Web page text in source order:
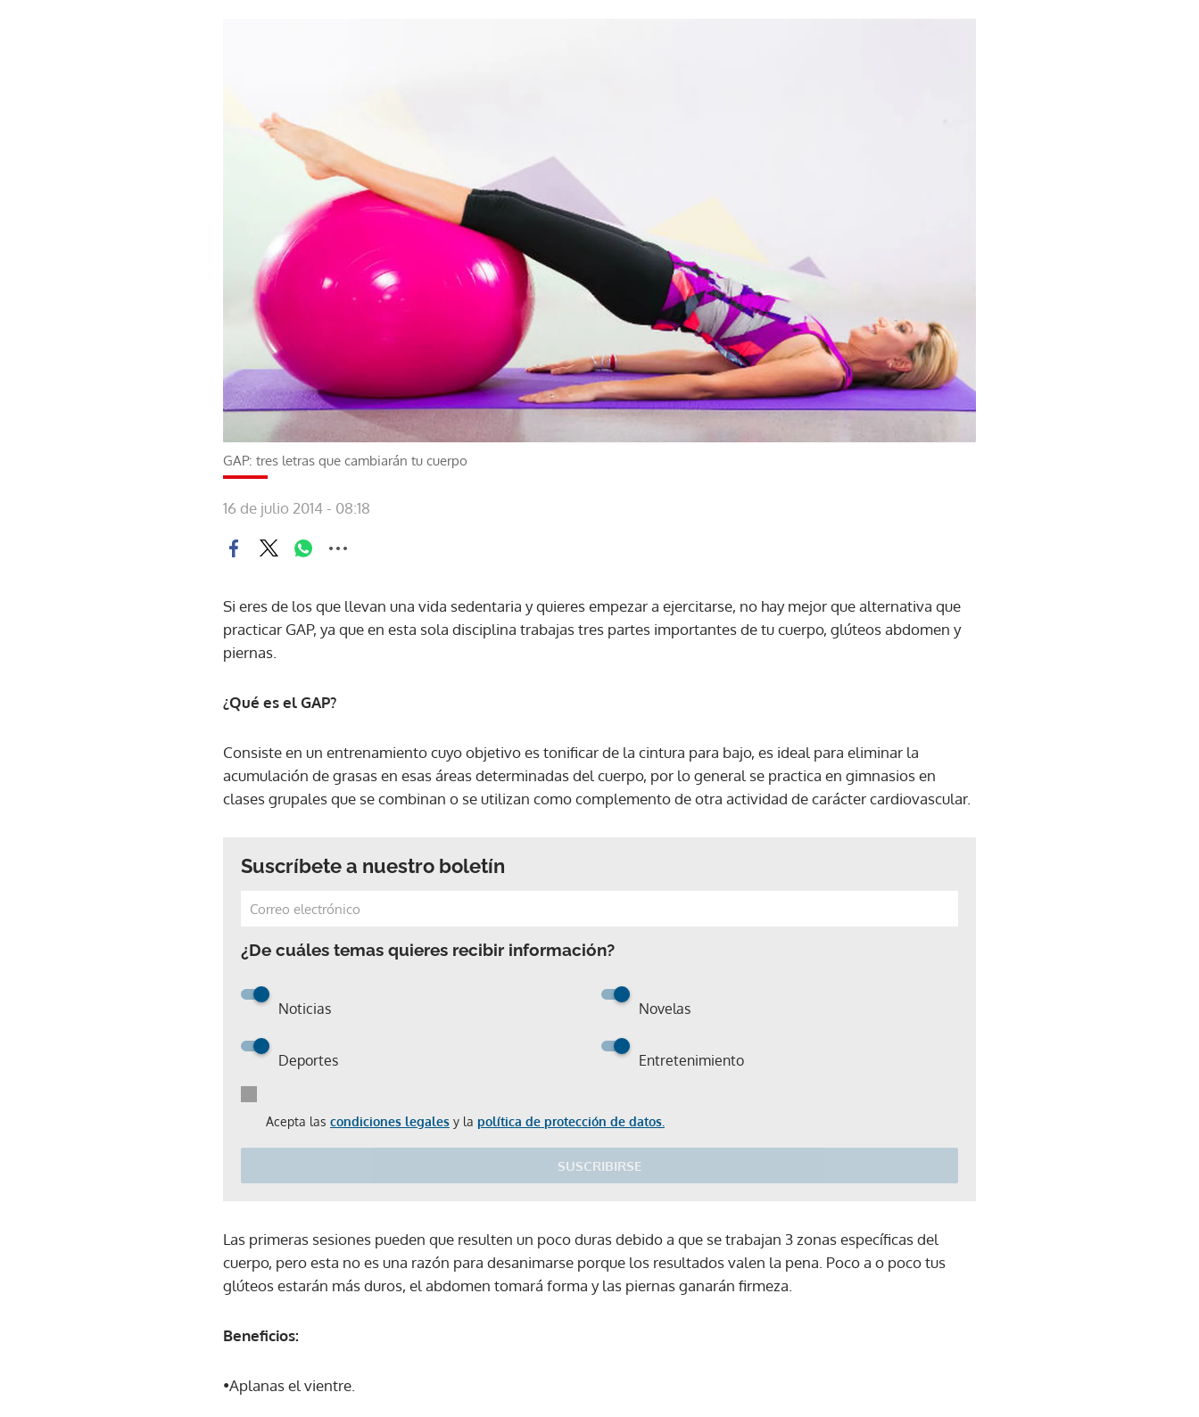
GAP: tres letras que cambiarán tu cuerpo
16 de julio 2014 - 08:18
Si eres de los que llevan una vida sedentaria y quieres empezar a ejercitarse, no hay mejor que alternativa que
practicar GAP, ya que en esta sola disciplina trabajas tres partes importantes de tu cuerpo, glúteos abdomen y
piernas.
¿Qué es el GAP?
Consiste en un entrenamiento cuyo objetivo es tonificar de la cintura para bajo, es ideal para eliminar la
acumulación de grasas en esas áreas determinadas del cuerpo, por lo general se practica en gimnasios en
clases grupales que se combinan o se utilizan como complemento de otra actividad de carácter cardiovascular.
Suscríbete a nuestro boletín
¿De cuáles temas quieres recibir información?
Noticias Novelas
Deportes Entretenimiento
Acepta las condiciones legales y la política de protección de datos.
SUSCRIBIRSE
Las primeras sesiones pueden que resulten un poco duras debido a que se trabajan 3 zonas específicas del
cuerpo, pero esta no es una razón para desanimarse porque los resultados valen la pena. Poco a o poco tus
glúteos estarán más duros, el abdomen tomará forma y las piernas ganarán firmeza.
Beneficios:
•Aplanas el vientre.